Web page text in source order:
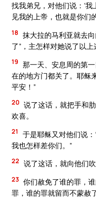
找我弟兄，对他们说：‘
见我的上帝，也就是你们的
18 抹大拉的马利亚就去
了”，主怎样对她说了以上
19 那一天、安息周的第
在的地方门都关了。耶稣
平安！”
20 说了这话，就把手和
欢喜。
21
于是耶稣又对他们说
我也怎样差你们。”
22 说了这话，就向他们
23 你们赦免了谁的罪，
罪，谁的罪就留而不蒙赦